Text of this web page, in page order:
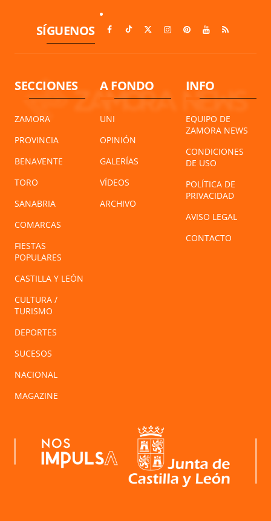
SÍGUENOS
SECCIONES
ZAMORA
PROVINCIA
BENAVENTE
TORO
SANABRIA
COMARCAS
FIESTAS
POPULARES
CASTILLA Y LEÓN
CULTURA /
TURISMO
DEPORTES
SUCESOS
NACIONAL
MAGAZINE
A FONDO
UNI
OPINIÓN
GALERÍAS
VÍDEOS
ARCHIVO
INFO
EQUIPO DE
ZAMORA NEWS
CONDICIONES
DE USO
POLÍTICA DE
PRIVACIDAD
AVISO LEGAL
CONTACTO